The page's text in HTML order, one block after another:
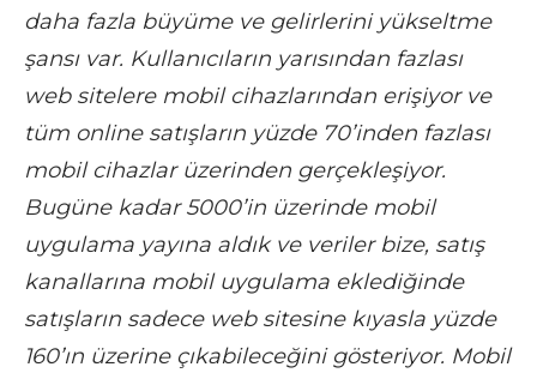
daha fazla büyüme ve gelirlerini yükseltme
şansı var. Kullanıcıların yarısından fazlası
web sitelere mobil cihazlarından erişiyor ve
tüm online satışların yüzde 70’inden fazlası
mobil cihazlar üzerinden gerçekleşiyor.
Bugüne kadar 5000’in üzerinde mobil
uygulama yayına aldık ve veriler bize, satış
kanallarına mobil uygulama eklediğinde
satışların sadece web sitesine kıyasla yüzde
160’ın üzerine çıkabileceğini gösteriyor. Mobil